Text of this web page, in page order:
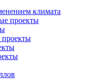
климата
проекты